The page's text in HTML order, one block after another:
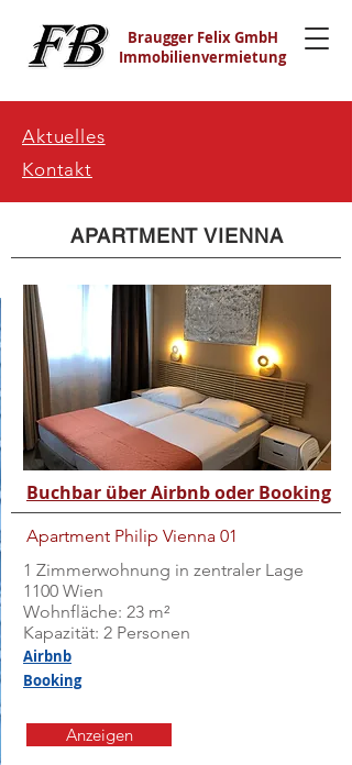
Braugger Felix GmbH
Immobilienvermietung
Aktuelles
Kontakt
APARTMENT VIENNA
Buchbar über Airbnb oder Booking
Apartment Philip Vienna 01
1 Zimmerwohnung in zentraler Lage
1100 Wien
Wohnfläche: 23 m²
Kapazität: 2 Personen
Airbnb
Booking
Anzeigen